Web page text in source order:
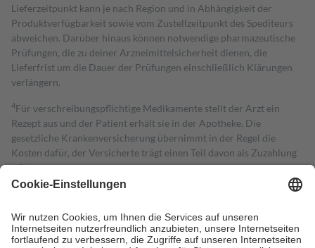
Lieferzeitpunkt kann je nach Region und in Abhängigkeit der
Produktverfügbarkeit sowie vom Zustellzeitpunkt des Spediteurs
abweichen. Darüber hinaus können notwendige pharmazeutische
Prüfungen, die zu deiner Arzneimittelsicherheit dienen, die
Lieferfrist um die Dauer der Prüfungen einschließlich Klärungen
verlängern.
4Für verschreibungspflichtige Medikamente stellt der Arzt ein
Rezept aus und der Patient erhält sie in der Apotheke. Die
gesetzliche Krankenversicherung übernimmt in der Regel die
Kosten dafür, der Versicherte trägt einen Teil davon als Zuzahlung
mit.
Grundsätzlich leisten Mitglieder Zuzahlungen in Höhe von zehn
höchstens zehn Euro.
Es sind jedoch nie mehr als die tatsächlichen
Kosten der Leistung zu entrichten.
Diese Regeln gelten grundsätzlich auch für Online-Apotheken.